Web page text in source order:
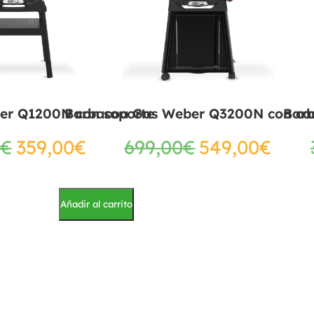
Q1200N con soporte
€359,00€
Barbacoa Gas Weber Q3200N con
699,00€549,00€
Añadir al carrito